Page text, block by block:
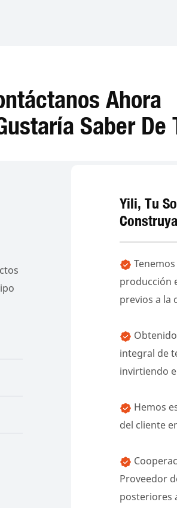
Ahora
Saber De
Yili, Tu
producción
previos a la
integral de
invirtiendo
Hemos
del cliente
Proveedor
posteriores